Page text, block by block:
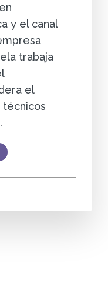
y el canal
trabaja
el